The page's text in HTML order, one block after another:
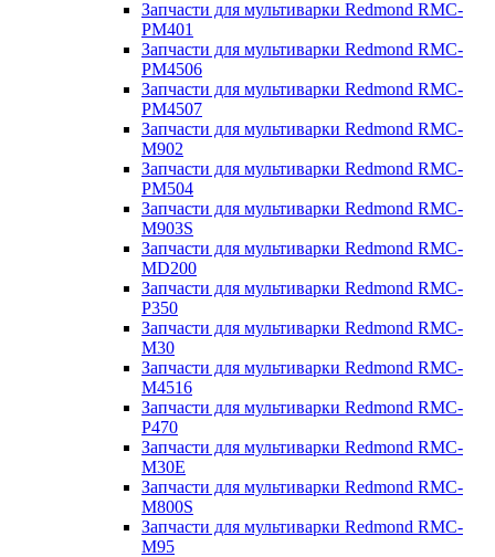
Запчасти для мультиварки Redmond RMC-
PM401
Запчасти для мультиварки Redmond RMC-
PM4506
Запчасти для мультиварки Redmond RMC-
PM4507
Запчасти для мультиварки Redmond RMC-
M902
Запчасти для мультиварки Redmond RMC-
PM504
Запчасти для мультиварки Redmond RMC-
M903S
Запчасти для мультиварки Redmond RMC-
MD200
Запчасти для мультиварки Redmond RMC-
P350
Запчасти для мультиварки Redmond RMC-
M30
Запчасти для мультиварки Redmond RMC-
M4516
Запчасти для мультиварки Redmond RMC-
P470
Запчасти для мультиварки Redmond RMC-
M30E
Запчасти для мультиварки Redmond RMC-
M800S
Запчасти для мультиварки Redmond RMC-
M95